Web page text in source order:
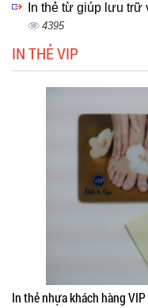
In thẻ từ giúp lưu trữ
4395
IN THẺ VIP
In thẻ nhựa khách hàng